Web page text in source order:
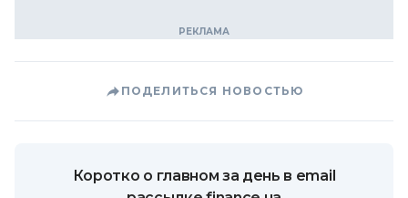
ПОДЕЛИТЬСЯ НОВОСТЬЮ
Коротко о главном за день в email